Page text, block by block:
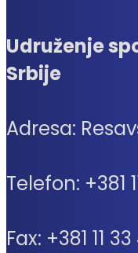
Udruženje
Srbije
Adresa:
Telefon: +381
Fax: +381 11